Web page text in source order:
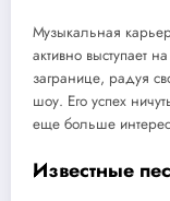
Музыкальная
активно выступает
загранице, радуя
шоу. Его успех
еще больше
Известные